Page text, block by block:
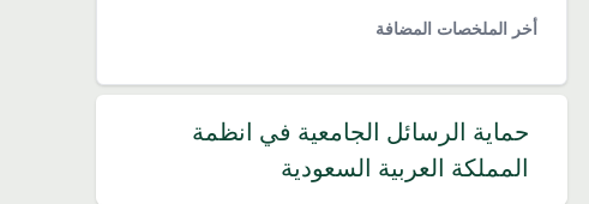
أخر الملخصات المضافة
حماية الرسائل الجامعية في انظمة
المملكة العربية السعودية